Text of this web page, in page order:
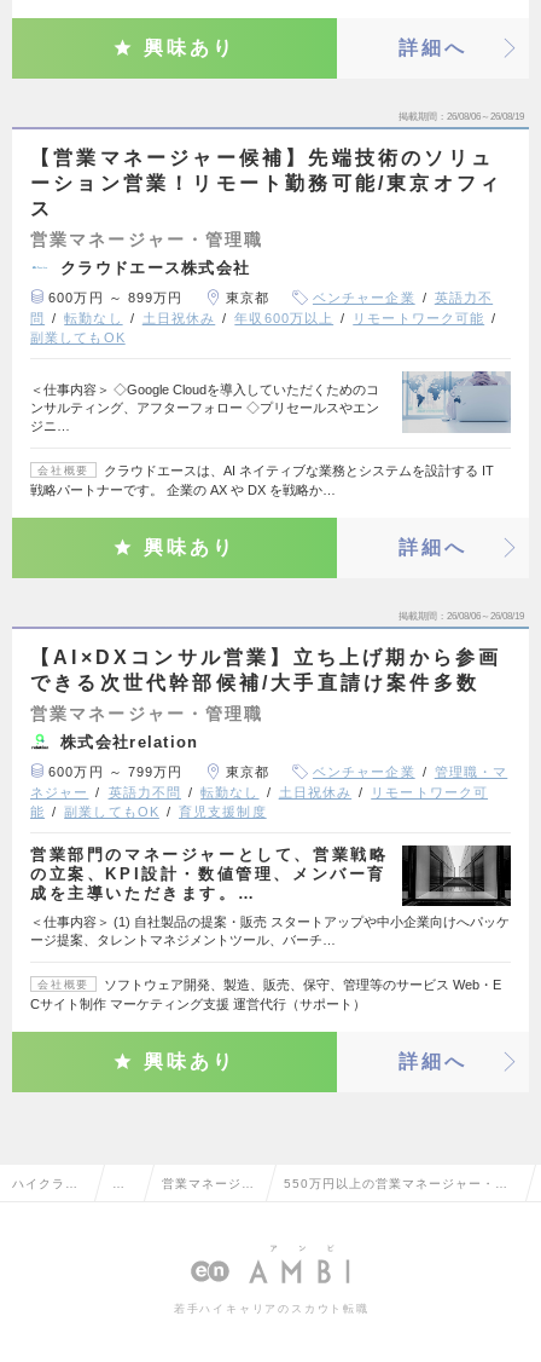
興味あり 詳細へ
掲載期間 26/08/06～26/08/19
【営業マネージャー候補】先端技術のソリュ
ーション営業！リモート勤務可能/東京オフィ
ス
営業マネージャー・管理職
クラウドエース株式会社
600万円 ～ 899万円 東京都 ベンチャー企業
英語力不
問
転勤なし 土日祝休み 年収600万以上
リモートワーク可能
副業してもOK
＜仕事内容＞ ◇Google Cloudを導入していただくためのコ
ンサルティング、アフターフォロー ◇プリセールスやエン
ジニ…
会社概要
クラウドエースは、AI ネイティブな業務とシステムを設計する IT
戦略パートナーです。 企業の AX や DX を戦略か…
興味あり 詳細へ
掲載期間 26/08/06～26/08/19
【AI×DXコンサル営業】立ち上げ期から参画
できる次世代幹部候補/大手直請け案件多数
営業マネージャー・管理職
株式会社relation
600万円 ～ 799万円 東京都 ベンチャー企業
管理職・マ
ネジャー
英語力不問 転勤なし 土日祝休み
リモートワーク可
能
副業してもOK 育児支援制度
営業部門のマネージャーとして、営業戦略
の立案、KPI設計・数値管理、メンバー育
成を主導いただきます。…
＜仕事内容＞ (1) 自社製品の提案・販売 スタートアップや中小企業向けへパッケ
ージ提案、タレントマネジメントツール、バーチ…
会社概要
ソフトウェア開発、製造、販売、保守、管理等のサービス Web・E
Cサイト制作 マーケティング支援 運営代行（サポート）
興味あり 詳細へ
ハイクラス 営業マネージャ 550万円以上の営業マネージャー・管
若手ハイキャリアのスカウト転職